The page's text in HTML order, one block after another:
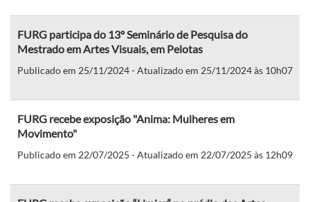
FURG participa do 13º Seminário de Pesquisa do
Mestrado em Artes Visuais, em Pelotas
Publicado em 25/11/2024 - Atualizado em 25/11/2024 às 10h07
FURG recebe exposição "Anima: Mulheres em
Movimento"
Publicado em 22/07/2025 - Atualizado em 22/07/2025 às 12h09